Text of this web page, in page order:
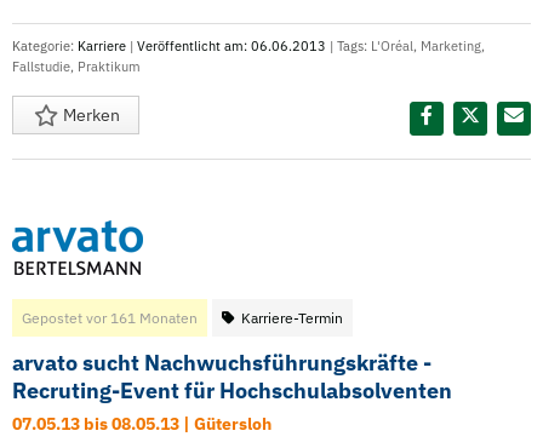
Kategorie: Karriere | Veröffentlicht am: 06.06.2013 | Tags: L'Oréal, Marketing,
Fallstudie, Praktikum
Merken
Gepostet vor 161 Monaten Karriere-Termin
arvato sucht Nachwuchsführungskräfte -
Recruting-Event für Hochschulabsolventen
07.05.13 bis 08.05.13 | Gütersloh